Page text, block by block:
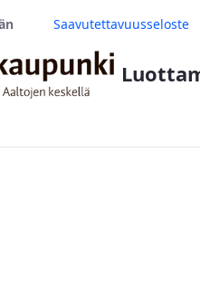
Saavutettavuusseloste